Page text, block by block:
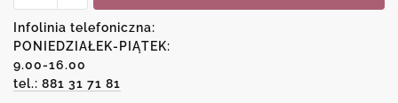
moją
siłą,
twierdzą,
moją
Infolinia telefoniczna:
PONIEDZIAŁEK-PIĄTEK:
9.00-16.00
tel.: 881 31 71 81